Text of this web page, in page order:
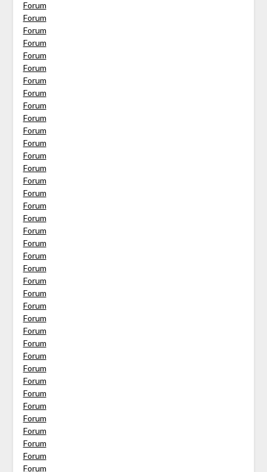
Forum
Forum
Forum
Forum
Forum
Forum
Forum
Forum
Forum
Forum
Forum
Forum
Forum
Forum
Forum
Forum
Forum
Forum
Forum
Forum
Forum
Forum
Forum
Forum
Forum
Forum
Forum
Forum
Forum
Forum
Forum
Forum
Forum
Forum
Forum
Forum
Forum
Forum